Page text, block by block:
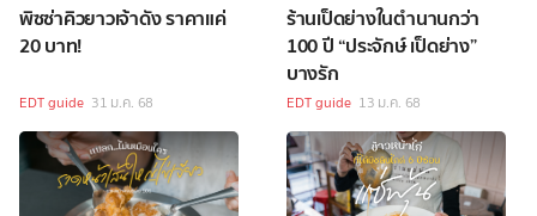
พิซซ่าคิวยาวเจ้าดัง ราคาแค่
20 บาท!
EDT guide 31 ม.ค. 68
ร้านเป็ดย่างในตำนานกว่า
100 ปี “ประจักษ์ เป็ดย่าง”
บางรัก
EDT guide 13 ม.ค. 68